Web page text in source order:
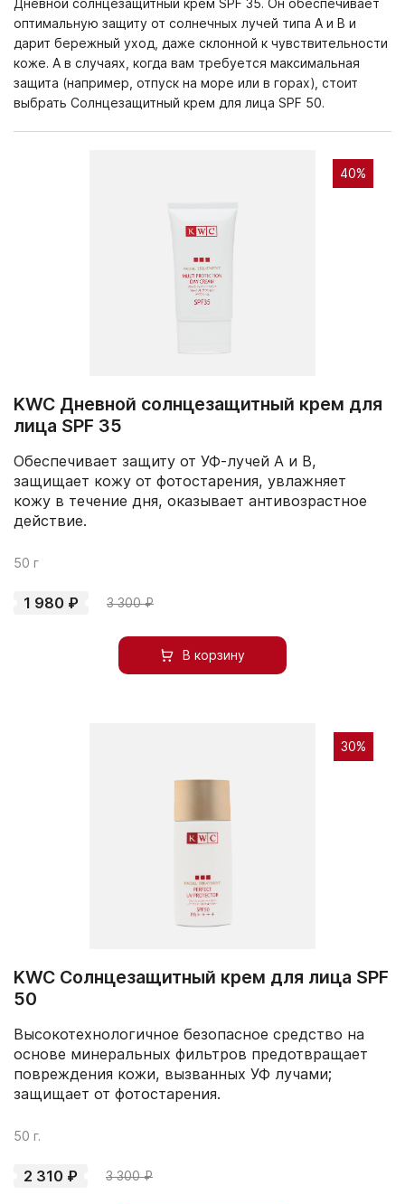
Дневной солнцезащитный крем SPF 35. Он обеспечивает
оптимальную защиту от солнечных лучей типа A и B и
дарит бережный уход, даже склонной к чувствительности
коже. А в случаях, когда вам требуется максимальная
защита (например, отпуск на море или в горах), стоит
выбрать Солнцезащитный крем для лица SPF 50.
40%
KWC Дневной солнцезащитный крем для
лица SPF 35
Обеспечивает защиту от УФ-лучей A и B,
защищает кожу от фотостарения, увлажняет
кожу в течение дня, оказывает антивозрастное
действие.
50 г
1 980 ₽ 3 300 ₽
В корзину
30%
KWC Солнцезащитный крем для лица SPF
50
Высокотехнологичное безопасное средство на
основе минеральных фильтров предотвращает
повреждения кожи, вызванных УФ лучами;
защищает от фотостарения.
50 г.
2 310 ₽ 3 300 ₽